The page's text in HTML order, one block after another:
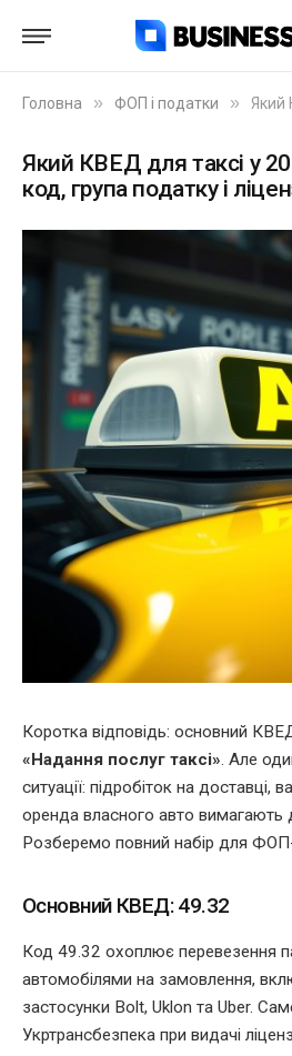
Головна » ФОП і податки » Який КВЕД
Який КВЕД для таксі у
код, група податку і
Коротка відповідь: основний
«Надання послуг таксі». Але
ситуації: підробіток на доставці,
оренда власного авто вимагають
Розберемо повний набір для
Основний КВЕД: 49.32
Код 49.32 охоплює перевезення
автомобілями на замовлення,
застосунки Bolt, Uklon та Uber.
Укртрансбезпека при видачі